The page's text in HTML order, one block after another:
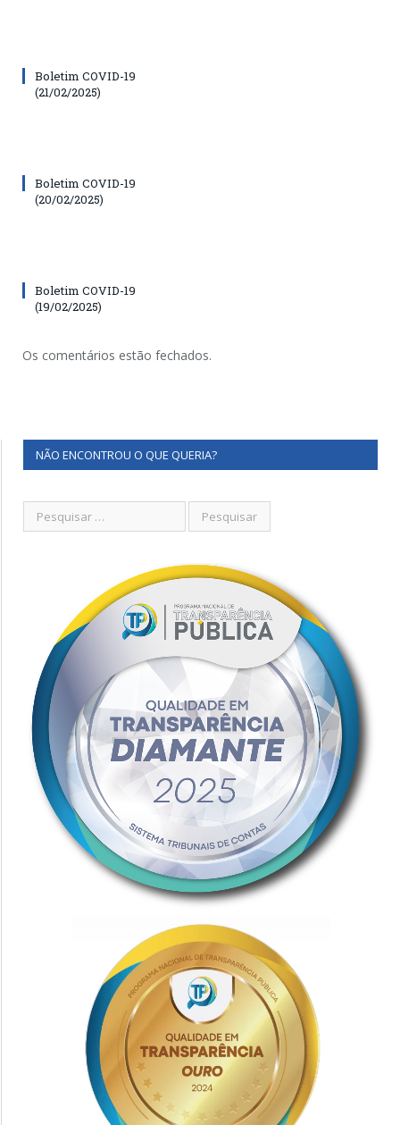
Boletim COVID-19
(21/02/2025)
Boletim COVID-19
(20/02/2025)
Boletim COVID-19
(19/02/2025)
Os comentários estão fechados.
NÃO ENCONTROU O QUE QUERIA?